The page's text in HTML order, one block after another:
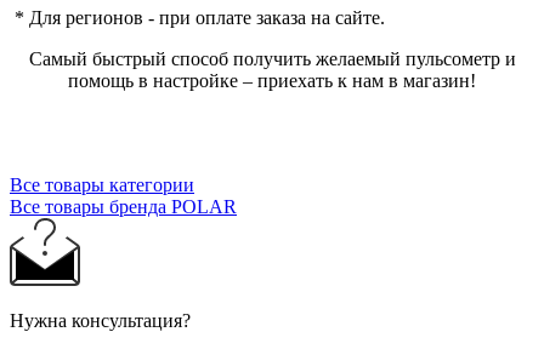
* Для регионов - при оплате заказа на сайте.
Самый быстрый способ получить желаемый пульсометр и
помощь в настройке – приехать к нам в магазин!
Все товары категории
Все товары бренда POLAR
Нужна консультация?